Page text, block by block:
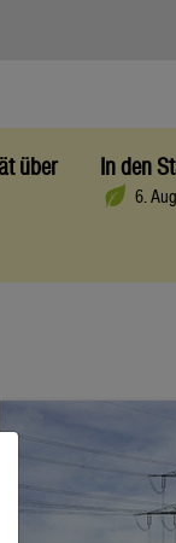
über
In den
6.